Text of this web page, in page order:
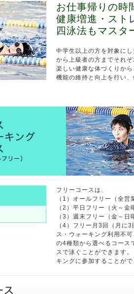
お仕事帰りの時
健康増進・スト
四泳法もマスタ
中学生以上の方を対象に
から上級者の方までそれ
楽しい健康な体づくりか
機能の維持と向上を行い
フリーコースは、
（1）オールフリー（全営
（2）平日フリー（火～金
（3）週末フリー（金～日
（4）フリー月3回（月に
ス・ウォーキング利用不
の4種類から選べるコース
スで泳ぐことができます
キングに参加することが